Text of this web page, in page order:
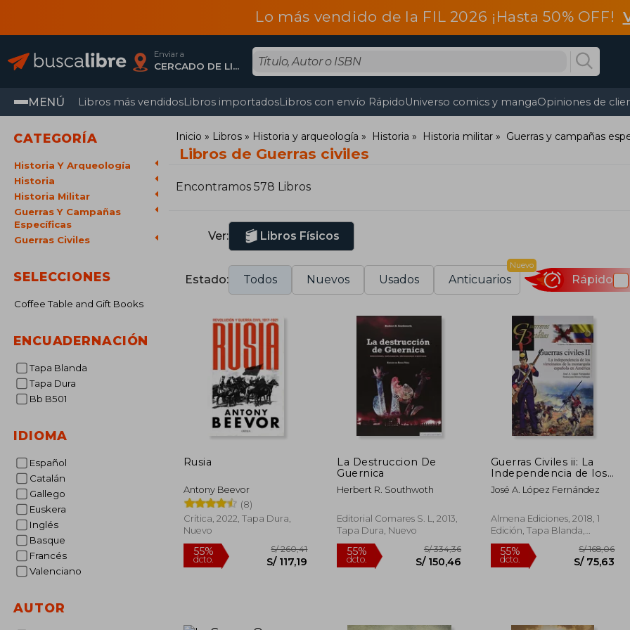
Lo más vendido de la FIL 2026 ¡Hasta 50% OFF!
Enviar a
CERCADO DE LIMA, Lima
MENÚ Libros más vendidosLibros importadosLibros con envío RápidoUniverso comics y mangaOpiniones de
CATEGORÍA
Historia Y Arqueología
Historia
Historia Militar
Guerras Y Campañas
Específicas
Guerras Civiles
SELECCIONES
Coffee Table and Gift Books
ENCUADERNACIÓN
Tapa Blanda
Tapa Dura
Bb B501
IDIOMA
Español
Catalán
Gallego
Euskera
Inglés
Basque
Francés
Valenciano
AUTOR
Inicio Libros Historia y arqueología Historia Historia militar Guerras y campañas
Libros de Guerras civiles
Encontramos 578 Libros
Ver: Libros Físicos
Estado: Todos Nuevos Usados Anticuarios
Nuevo
Rápido
Rusia
Antony Beevor
(8)
Crítica, 2022, Tapa Dura,
Nuevo
La Destruccion De
Guernica
Herbert R. Southwoth
Editorial Comares S. L, 2013,
Tapa Dura, Nuevo
S/ 150,46
Guerras Civiles ii: La
Independencia de los
Virreinatos de la
Monarquía Española
José A. López Fernández
Almena Ediciones, 2018, 1
Edición, Tapa Blanda,
Nuevo